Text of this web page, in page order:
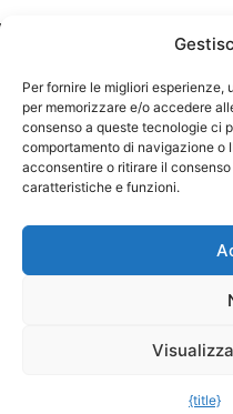
Per fornire le migliori
per memorizzare e/o accedere
consenso a queste tecnologie ci
comportamento di navigazione o
acconsentire o ritirare il
caratteristiche e funzioni.
{title}
Exit